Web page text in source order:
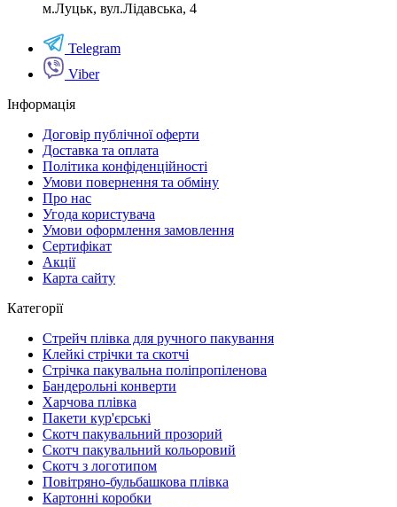
м.Луцьк, вул.Лідавська, 4
Telegram
Viber
Інформація
Договір публічної оферти
Доставка та оплата
Політика конфіденційності
Умови повернення та обміну
Про нас
Угода користувача
Умови оформлення замовлення
Сертифікат
Акції
Карта сайту
Категорії
Стрейч плівка для ручного пакування
Клейкі стрічки та скотчі
Стрічка пакувальна поліпропіленова
Бандерольні конверти
Харчова плівка
Пакети кур'єрські
Cкотч пакувальний прозорий
Скотч пакувальний кольоровий
Cкотч з логотипом
Повітряно-бульбашкова плівка
Картонні коробки